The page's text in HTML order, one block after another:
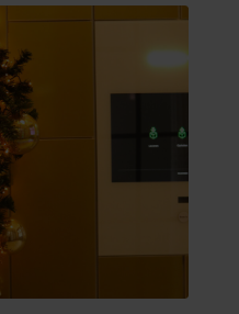
en eventuele boetes